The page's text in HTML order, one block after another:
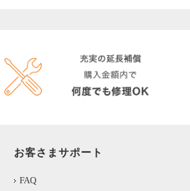
お客さまサポート
FAQ